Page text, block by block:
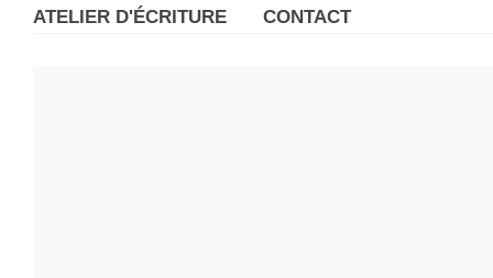
ATELIER D'ÉCRITURE
CONTACT